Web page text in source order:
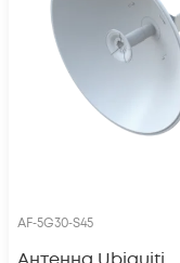
AF‑5G30‑S45